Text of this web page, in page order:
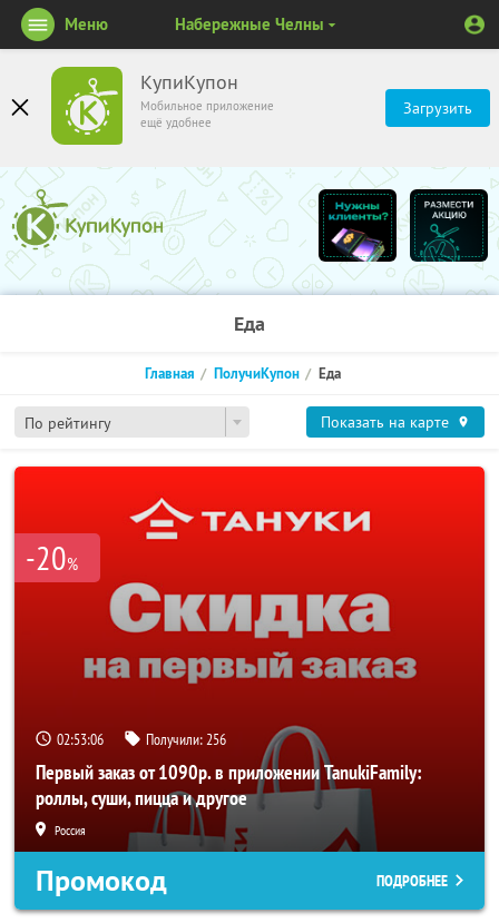
КупиКупон
Мобильное приложение
ещё удобнее
Загрузить
Меню Набережные Челны
Еда
По рейтингу
Главная ПолучиКупон Еда
Показать на карте
-20%
02:53:06 Получили:256
Первый заказ от 1090р. в приложении TanukiFamily:
роллы, суши, пицца и другое
Россия
Промокод ПОДРОБНЕЕ